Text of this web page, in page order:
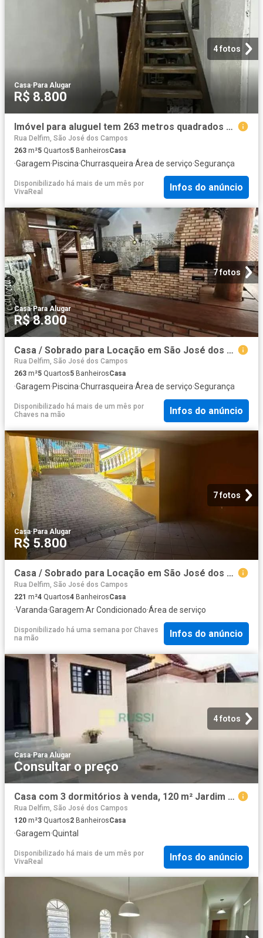
4 fotos
Casa· Para Alugar
R$ 8.800
Imóvel para aluguel tem 263 metros quadrados com 5 quartos
Rua Delfim, São José dos Campos
263 m²5 Quartos5 BanheirosCasa
·Garagem·Piscina·Churrasqueira·Área de serviço·Segurança
Disponibilizado há mais de um mês por
VivaReal
Infos do anúncio
7 fotos
Casa·Para Alugar
R$ 8.800
Casa / Sobrado para Locação em São José dos Campos/SP Jardim das Indústrias 5 Quartos
Rua Delfim, São José dos Campos
263 m²5 Quartos5 BanheirosCasa
·Garagem·Piscina·Churrasqueira·Área de serviço·Segurança
Disponibilizado há mais de um mês por
Chaves na mão
Infos do anúncio
7 fotos
Casa· Para Alugar
R$ 5.800
Casa / Sobrado para Locação em São José dos Campos/SP Jardim das Indústrias 4 Quartos
Rua Delfim, São José dos Campos
221 m²4 Quartos4 BanheirosCasa
·Varanda·Garagem·Ar Condicionado·Área de serviço
Disponibilizado há uma semana por Chaves
na mão
Infos do anúncio
4 fotos
Casa·Para Alugar
Consultar o preço
Casa com 3 dormitórios à venda, 120 m² Jardim das Indústrias São José dos Campos/SP
Rua Delfim, São José dos Campos
120 m²3 Quartos2 BanheirosCasa
·Garagem·Quintal
Disponibilizado há mais de um mês por
VivaReal
Infos do anúncio